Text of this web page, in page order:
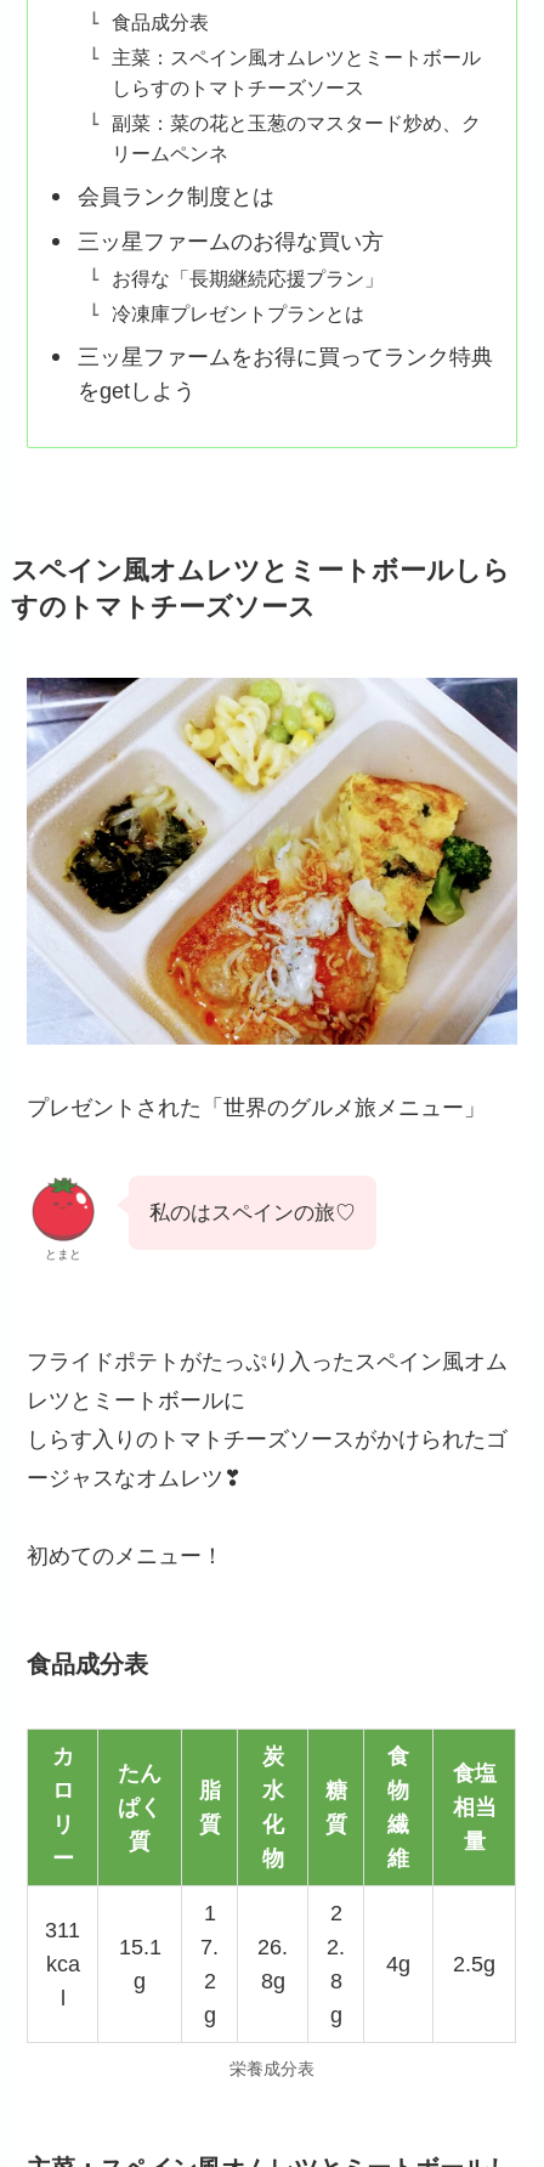
食品成分表
主菜：スペイン風オムレツとミートボール
しらすのトマトチーズソース
副菜：菜の花と玉葱のマスタード炒め、ク
リームペンネ
会員ランク制度とは
三ッ星ファームのお得な買い方
お得な「長期継続応援プラン」
冷凍庫プレゼントプランとは
三ッ星ファームをお得に買ってランク特典
をgetしよう
スペイン風オムレツとミートボールしら
すのトマトチーズソース
プレゼントされた「世界のグルメ旅メニュー」
とまと
私のはスペインの旅♡
フライドポテトがたっぷり入ったスペイン風オム
レツとミートボールに
しらす入りのトマトチーズソースがかけられたゴ
ージャスなオムレツ❣
初めてのメニュー！
食品成分表
カ
ロ
リ
ー
たん
ぱく
質
脂
質
炭
水
化
物
糖
質
食
物
繊
維
食塩
相当
量
311
kca
l
15.1
g
1
7.
2
g
26.
8g
2
2.
8
g
4g 2.5g
栄養成分表